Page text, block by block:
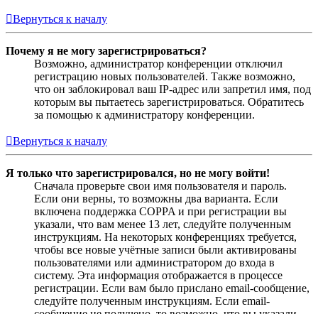
Вернуться к началу
Почему я не могу зарегистрироваться?
Возможно, администратор конференции отключил
регистрацию новых пользователей. Также возможно,
что он заблокировал ваш IP-адрес или запретил имя, под
которым вы пытаетесь зарегистрироваться. Обратитесь
за помощью к администратору конференции.
Вернуться к началу
Я только что зарегистрировался, но не могу войти!
Сначала проверьте свои имя пользователя и пароль.
Если они верны, то возможны два варианта. Если
включена поддержка COPPA и при регистрации вы
указали, что вам менее 13 лет, следуйте полученным
инструкциям. На некоторых конференциях требуется,
чтобы все новые учётные записи были активированы
пользователями или администратором до входа в
систему. Эта информация отображается в процессе
регистрации. Если вам было прислано email-сообщение,
следуйте полученным инструкциям. Если email-